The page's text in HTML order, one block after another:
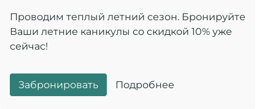
Проводим теплый летний сезон. Бронируйте
Ваши летние каникулы со скидкой 10% уже
сейчас!
Забронировать Подробнее